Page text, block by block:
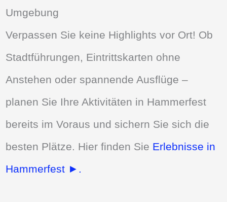
Umgebung
Verpassen Sie keine Highlights vor Ort! Ob
Stadtführungen, Eintrittskarten ohne
Anstehen oder spannende Ausflüge –
planen Sie Ihre Aktivitäten in Hammerfest
bereits im Voraus und sichern Sie sich die
besten Plätze. Hier finden Sie Erlebnisse in
Hammerfest ►.